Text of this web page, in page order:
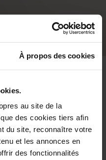
À propos des cookies
au site de la
des cookies tiers afin
du site, reconnaître votre
et les annonces en
des fonctionnalités